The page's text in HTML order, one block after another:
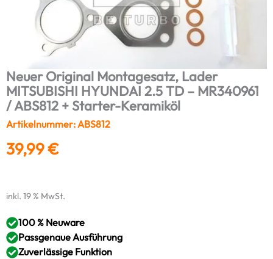
Neuer Original Montagesatz, Lader
MITSUBISHI HYUNDAI 2.5 TD – MR340961
/ ABS812 + Starter-Keramiköl
Artikelnummer: ABS812
39,99€
inkl. 19 % MwSt.
100 % Neuware
Passgenaue Ausführung
Zuverlässige Funktion